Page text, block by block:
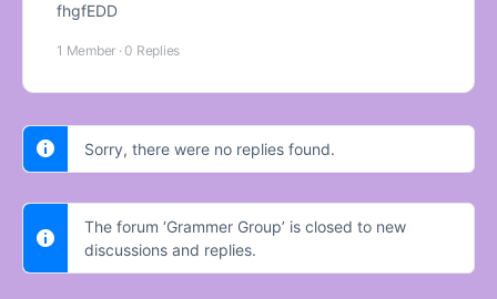
fhgfEDD
1 Member · 0 Replies
Sorry, there were no replies found.
The forum ‘Grammer Group’ is closed to new
discussions and replies.